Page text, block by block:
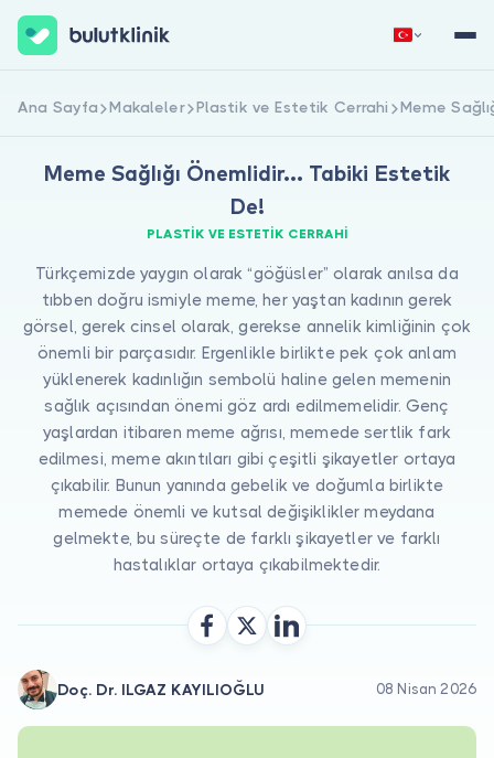
Hakkımızda
Hastalar için
Doktorlar için
Doktor musunuz?
Hemen Kaydol Giriş Yap
Ana Sayfa Makaleler Plastik ve Estetik Cerrahi Meme
Meme Sağlığı Önemlidir... Tabiki Estetik
De!
PLASTIK VE ESTETIK CERRAHI
Türkçemizde yaygın olarak “göğüsler” olarak anılsa da
tıbben doğru ismiyle meme, her yaştan kadının gerek
görsel, gerek cinsel olarak, gerekse annelik kimliğinin çok
önemli bir parçasıdır. Ergenlikle birlikte pek çok anlam
yüklenerek kadınlığın sembolü haline gelen memenin
sağlık açısından önemi göz ardı edilmemelidir. Genç
yaşlardan itibaren meme ağrısı, memede sertlik fark
edilmesi, meme akıntıları gibi çeşitli şikayetler ortaya
çıkabilir. Bunun yanında gebelik ve doğumla birlikte
memede önemli ve kutsal değişiklikler meydana
gelmekte, bu süreçte de farklı şikayetler ve farklı
hastalıklar ortaya çıkabilmektedir.
Doç. Dr. ILGAZ KAYILIOĞLU 08 Nisan 2026